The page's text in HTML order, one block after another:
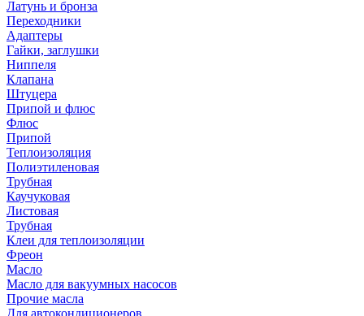
Латунь и бронза
Переходники
Адаптеры
Гайки, заглушки
Ниппеля
Клапана
Штуцера
Припой и флюс
Флюс
Припой
Теплоизоляция
Полиэтиленовая
Трубная
Каучуковая
Листовая
Трубная
Клеи для теплоизоляции
Фреон
Масло
Масло для вакуумных насосов
Прочие масла
Для автокондиционеров